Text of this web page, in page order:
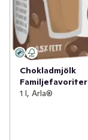
Chokladmjölk
Familjefavoriter
1 l, Arla®